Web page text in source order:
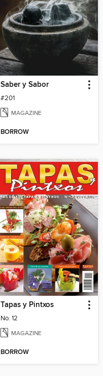
Saber y Sabor
#201
MAGAZINE
BORROW
Tapas y Pintxos
No. 12
MAGAZINE
BORROW